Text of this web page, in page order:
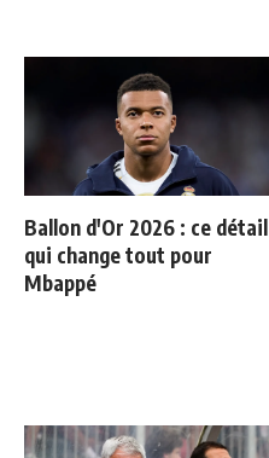
Ballon d'Or 2026 : ce détail
qui change tout pour
Mbappé